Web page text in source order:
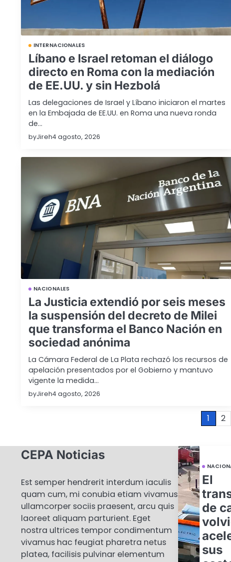
INTERNACIONALES
Líbano e Israel retoman el diálogo
directo en Roma con la mediación
de EE.UU. y sin Hezbolá
Las delegaciones de Israel y Líbano iniciaron el martes
en la Embajada de EE.UU. en Roma una nueva ronda
de…
byJireh4 agosto, 2026
NACIONALES
La Justicia extendió por seis meses
la suspensión del decreto de Milei
que transforma el Banco Nación en
sociedad anónima
La Cámara Federal de La Plata rechazó los recursos de
apelación presentados por el Gobierno y mantuvo
vigente la medida…
byJireh4 agosto, 2026
entradas
1 2
CEPA Noticias
Est semper hendrerit interdum iaculis
quam cum, mi conubia etiam vivamus
ullamcorper sociis praesent, arcu quis
laoreet aliquam parturient. Eget
nostra ultrices tempor condimentum
vivamus hac feugiat pharetra netus
platea, facilisis pulvinar elementum
El
de
sus